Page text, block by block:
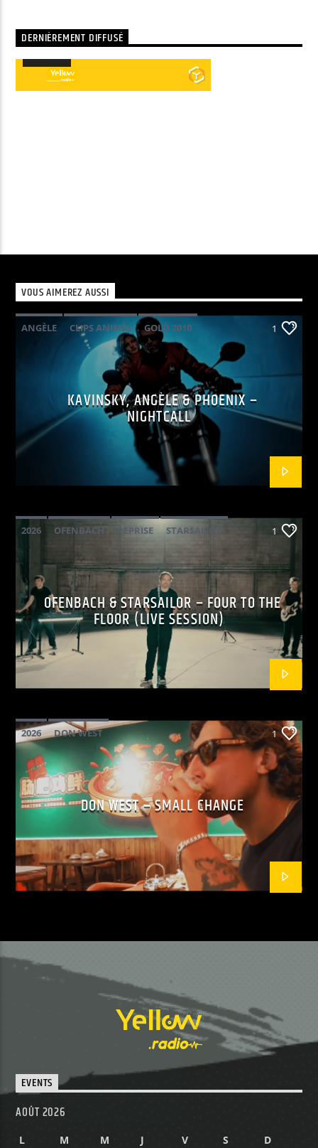
DERNIÈREMENT DIFFUSÉ
Lecteur
audio
VOUS AIMEREZ AUSSI
ANGÈLE CLIPS ANIMÉS
GOLD 2010
PHOENIX POP ELECTRO
1
KAVINSKY, ANGÈLE & PHOENIX –
NIGHTCALL
2026 OFENBACH REPRISE STARSAILOR 1
OFENBACH & STARSAILOR – FOUR TO THE
FLOOR (LIVE SESSION)
2026
DON WEST
MAINSQUARE FESTIVAL 2026
POP
1
DON WEST – SMALL CHANGE
EVENTS
AOÛT 2026
L M M J V S D